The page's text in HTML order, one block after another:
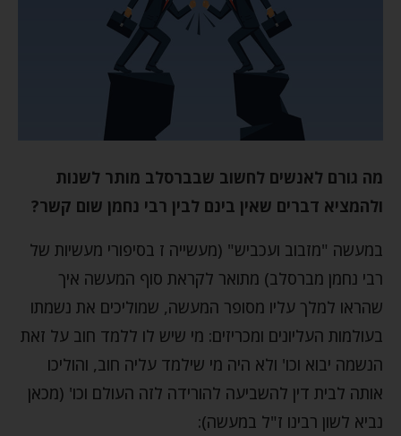
מה גורם לאנשים לחשוב שבברסלב מותר לשנות
ולהמציא דברים שאין בינם לבין רבי נחמן שום קשר?
במעשה "מזבוב ועכביש" (מעשייה ז בסיפורי מעשיות של
רבי נחמן מברסלב) מתואר לקראת סוף המעשה איך
שהראו למלך עליו מסופר המעשה, שמוליכים את נשמתו
בעולמות העליונים ומכריזים: מי שיש לו ללמד חוב על זאת
הנשמה יבוא וכו' ולא היה מי שילמד עליה חוב, והוליכו
אותה לבית דין להשביעה להורידה לזה העולם וכו' (מכאן
נביא לשון רבינו ז"ל במעשה):